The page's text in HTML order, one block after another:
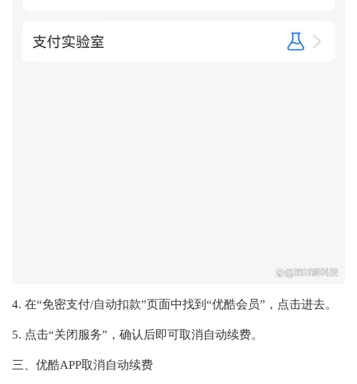
4. 在“免密支付/自动扣款”页面中找到“优酷会员”，点击进去。
5. 点击“关闭服务”，确认后即可取消自动续费。
三、优酷APP取消自动续费